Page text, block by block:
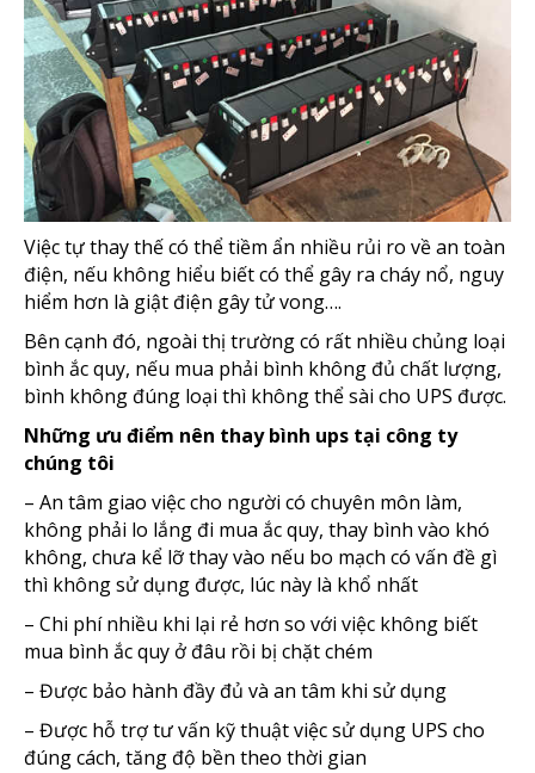
Việc tự thay thế có thể tiềm ẩn nhiều rủi ro về an toàn
điện, nếu không hiểu biết có thể gây ra cháy nổ, nguy
hiểm hơn là giật điện gây tử vong….
Bên cạnh đó, ngoài thị trường có rất nhiều chủng loại
bình ắc quy, nếu mua phải bình không đủ chất lượng,
bình không đúng loại thì không thể sài cho UPS được.
Những ưu điểm nên thay bình ups tại công ty
chúng tôi
– An tâm giao việc cho người có chuyên môn làm,
không phải lo lắng đi mua ắc quy, thay bình vào khó
không, chưa kể lỡ thay vào nếu bo mạch có vấn đề gì
thì không sử dụng được, lúc này là khổ nhất
– Chi phí nhiều khi lại rẻ hơn so với việc không biết
mua bình ắc quy ở đâu rồi bị chặt chém
– Được bảo hành đầy đủ và an tâm khi sử dụng
– Được hỗ trợ tư vấn kỹ thuật việc sử dụng UPS cho
đúng cách, tăng độ bền theo thời gian